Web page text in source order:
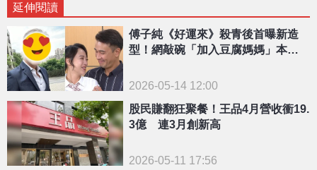
延伸閱讀
傅子純《好運來》殺青後首曝新造
型！網敲碗「加入豆腐媽媽」本尊
2026-05-14 12:00
股民賺翻狂聚餐！王品4月營收衝19.
3億 連3月創新高
2026-05-11 17:56